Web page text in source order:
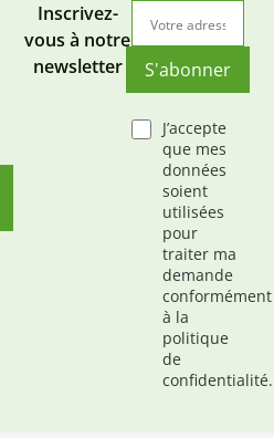
Inscrivez-
vous à notre
newsletter
S'abonner
J’accepte
que mes
données
soient
utilisées
pour
traiter ma
demande
conformément
à la
politique
de
confidentialité.